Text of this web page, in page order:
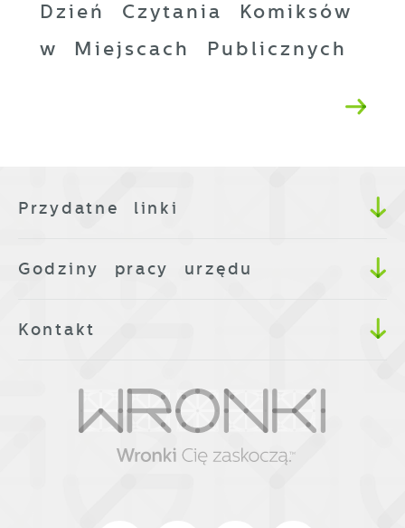
Dzień Czytania Komiksów
w Miejscach Publicznych
Przydatne linki
Godziny pracy urzędu
Kontakt